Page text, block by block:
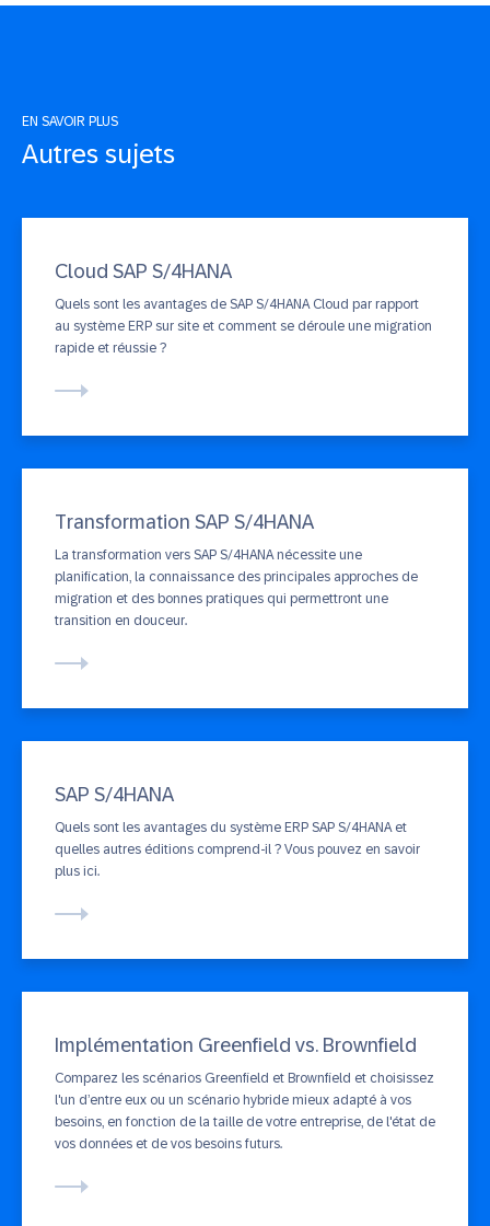
EN SAVOIR PLUS
Autres sujets
Cloud SAP S/4HANA
Quels sont les avantages de SAP S/4HANA Cloud par rapport
au système ERP sur site et comment se déroule une migration
rapide et réussie ?
Transformation SAP S/4HANA
La transformation vers SAP S/4HANA nécessite une
planification, la connaissance des principales approches de
migration et des bonnes pratiques qui permettront une
transition en douceur.
SAP S/4HANA
Quels sont les avantages du système ERP SAP S/4HANA et
quelles autres éditions comprend-il ? Vous pouvez en savoir
plus ici.
Implémentation Greenfield vs. Brownfield
Comparez les scénarios Greenfield et Brownfield et choisissez
l'un d’entre eux ou un scénario hybride mieux adapté à vos
besoins, en fonction de la taille de votre entreprise, de l'état de
vos données et de vos besoins futurs.